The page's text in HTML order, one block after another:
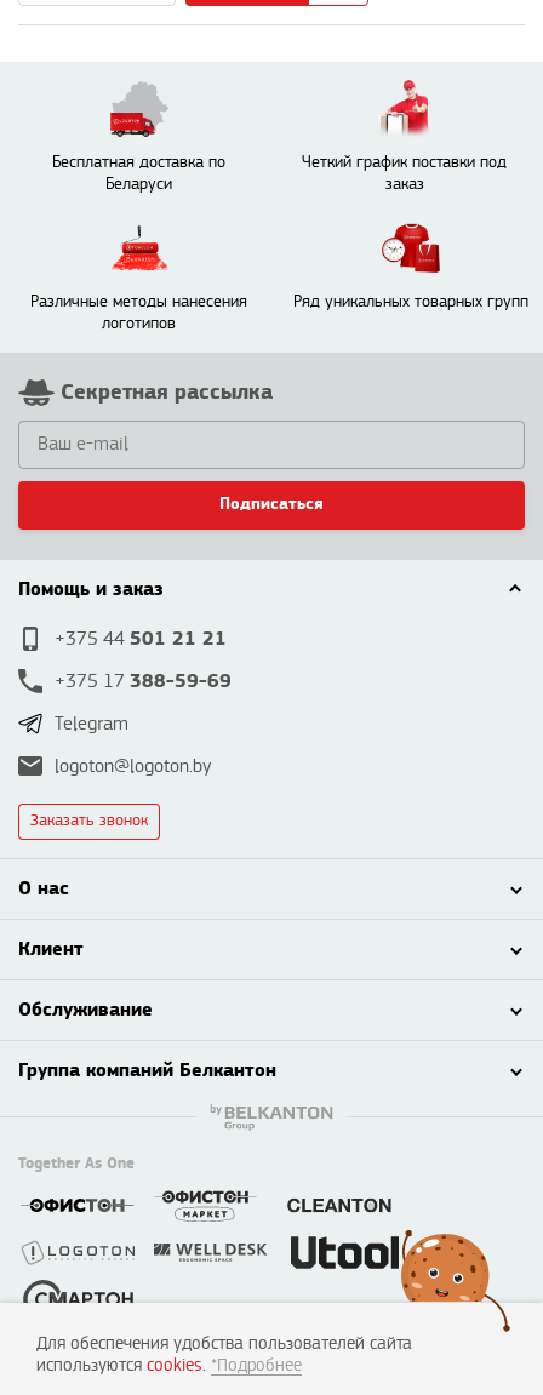
Бесплатная доставка по
Беларуси
Четкий график поставки под
заказ
Различные методы нанесения
логотипов
Ряд уникальных товарных групп
Секретная рассылка
Подписаться
Помощь и заказ
+375 44 501 21 21
+375 17 388-59-69
Telegram
logoton@logoton.by
Заказать звонок
О нас
Клиент
Обслуживание
Группа компаний Белкантон
© 2003 - 2026 ООО «Смартон», Логотон™
220138, г. Минск, пер. Липковский, д. 22, каб. 50
Together As One
Для обеспечения удобства пользователей сайта
используются cookies. *Подробнее